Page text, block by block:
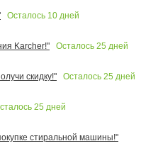
Осталось 10 дней
Karcher!"
Осталось 25 дней
скидку!"
Осталось 25 дней
25 дней
стиральной машины!"